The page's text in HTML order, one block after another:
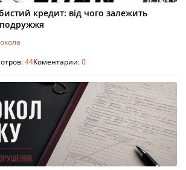
кредит: від чого залежить
подружжя
44Коментарии:0